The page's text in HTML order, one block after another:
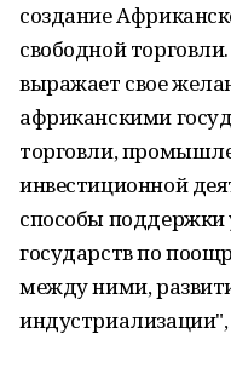
создание
свободной
выражает свое
африканскими
торговли,
инвестиционной
способы
государств по
между ними,